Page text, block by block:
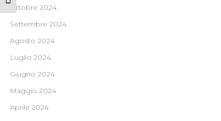
Attiva/disattiva dimensione testo
Ottobre 2024
Settembre 2024
Agosto 2024
Luglio 2024
Giugno 2024
Maggio 2024
Aprile 2024